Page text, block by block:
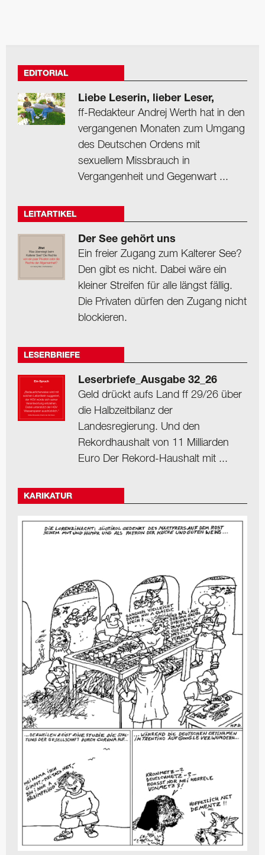
EDITORIAL
Liebe Leserin, lieber Leser,
ff-Redakteur Andrej Werth hat in den
vergangenen Monaten zum Umgang
des Deutschen Ordens mit
sexuellem Missbrauch in
Vergangenheit und Gegenwart ...
LEITARTIKEL
Der See gehört uns
Ein freier Zugang zum Kalterer See?
Den gibt es nicht. Dabei wäre ein
kleiner Streifen für alle längst fällig.
Die Privaten dürfen den Zugang nicht
blockieren.
LESERBRIEFE
Leserbriefe_Ausgabe 32_26
Geld drückt aufs Land ff 29/26 über
die Halbzeitbilanz der
Landesregierung. Und den
Rekordhaushalt von 11 Milliarden
Euro Der Rekord-Haushalt mit ...
KARIKATUR